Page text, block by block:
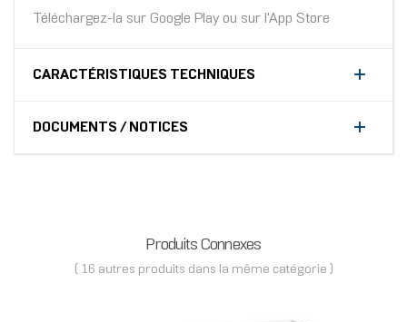
Téléchargez-la sur Google Play ou sur l'App Store
CARACTÉRISTIQUES TECHNIQUES
DOCUMENTS / NOTICES
Produits Connexes
( 16 autres produits dans la même catégorie )